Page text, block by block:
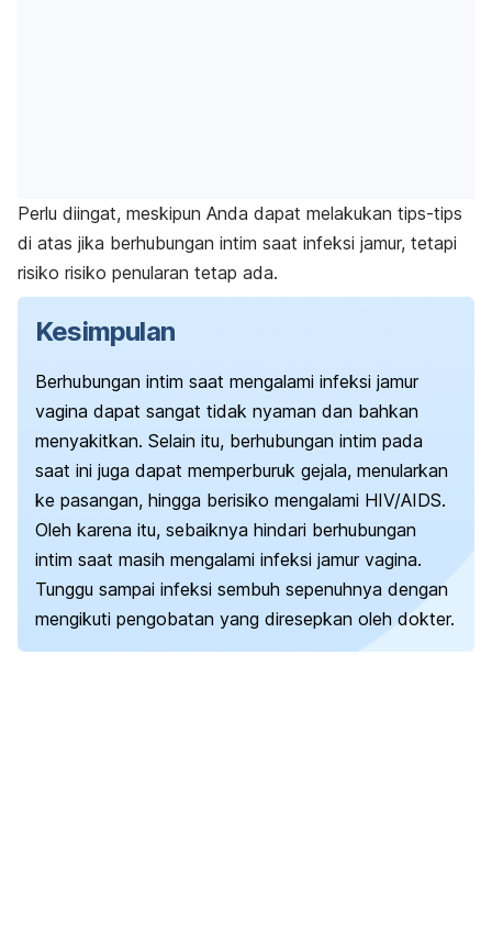
Perlu diingat, meskipun Anda dapat melakukan tips-tips
di atas jika berhubungan intim saat infeksi jamur, tetapi
risiko risiko penularan tetap ada.
Kesimpulan
Berhubungan intim saat mengalami infeksi jamur
vagina dapat sangat tidak nyaman dan bahkan
menyakitkan. Selain itu, berhubungan intim pada
saat ini juga dapat memperburuk gejala, menularkan
ke pasangan, hingga berisiko mengalami HIV/AIDS.
Oleh karena itu, sebaiknya hindari berhubungan
intim saat masih mengalami infeksi jamur vagina.
Tunggu sampai infeksi sembuh sepenuhnya dengan
mengikuti pengobatan yang diresepkan oleh dokter.